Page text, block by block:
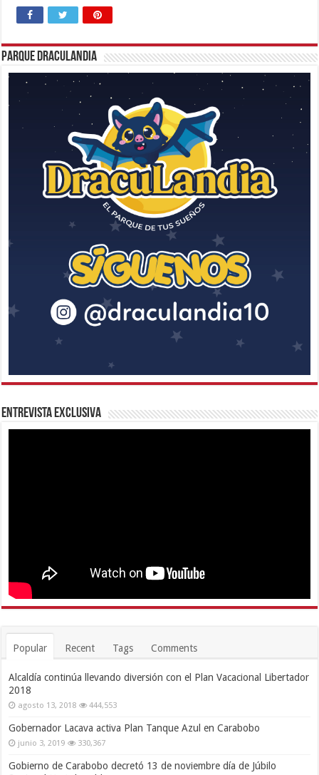
Parque Draculandia
Entrevista Exclusiva
Popular Recent Tags Comments
Alcaldía continúa llevando diversión con el Plan Vacacional Libertador
2018
agosto 13, 2018 444,553
Gobernador Lacava activa Plan Tanque Azul en Carabobo
junio 3, 2019 330,367
Gobierno de Carabobo decretó 13 de noviembre día de Júbilo